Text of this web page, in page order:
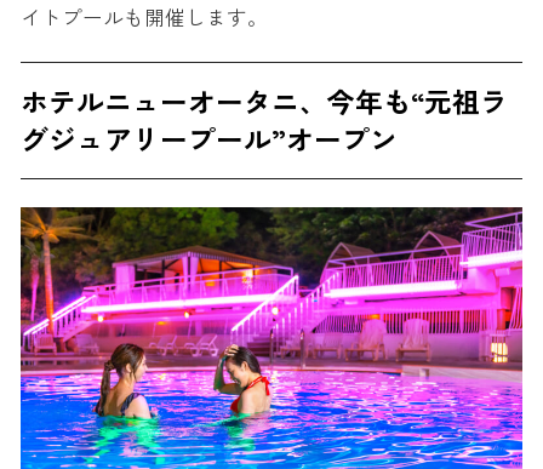
イトプールも開催します。
ホテルニューオータニ、今年も“元祖ラ
グジュアリープール”オープン